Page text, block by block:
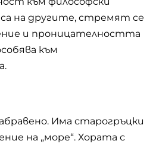
на другите, стремят се
и проницателността
към
Има старогръцки
на „море“. Хората с